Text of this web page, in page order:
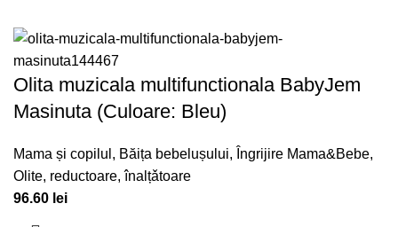
Olita muzicala multifunctionala BabyJem
Masinuta (Culoare: Bleu)
Mama și copilul , Băița bebelușului, Îngrijire Mama&Bebe,
Olite, reductoare, înalțǎtoare
96.60 lei